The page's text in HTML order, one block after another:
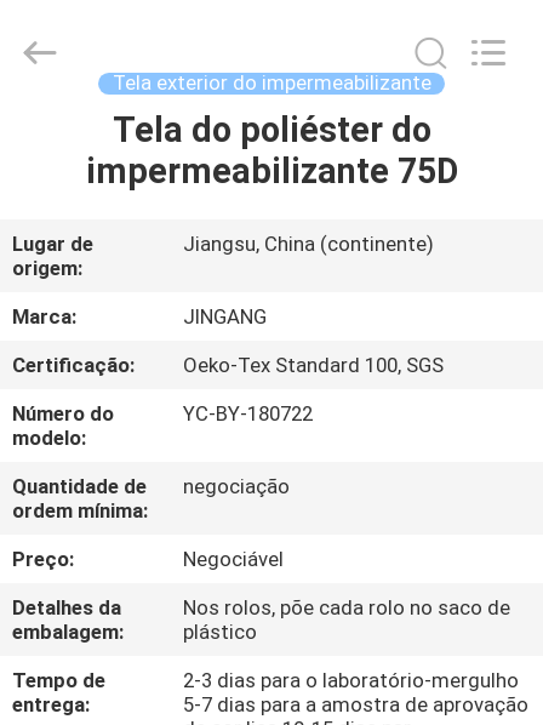
SOBRE
NÓS
EXCURSÃO
DA
FÁBRICA
CONTROLE
DA
QUALIDADE
Textile
Co.,Ltd.
Tela exterior do impermeabilizante
Tela do poliéster do
impermeabilizante 75D
Lugar de
origem:
Jiangsu, China (continente)
Marca:
JINGANG
Certificação:
Oeko-Tex Standard 100, SGS
Número do
modelo:
YC-BY-180722
Quantidade de
ordem mínima:
negociação
Preço:
Negociável
Detalhes da
embalagem:
Nos rolos, põe cada rolo no saco de
plástico
Tempo de
entrega:
2-3 dias para o laboratório-mergulho
5-7 dias para a amostra de aprovação